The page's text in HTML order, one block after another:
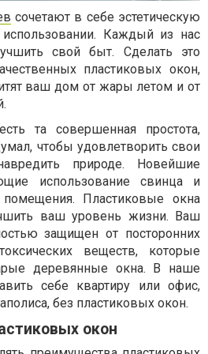
сочетают в себе эстетическую
Каждый из нас
свой быт. Сделать это
пластиковых окон,
ваш дом от жары летом и от
та совершенная простота,
чтобы удовлетворить свои
природе. Новейшие
использование свинца и
помещения. Пластиковые окна
ваш уровень жизни. Ваш
защищен от посторонних
веществ, которые
деревянные окна. В наше
себе квартиру или офис,
без пластиковых окон.
окон